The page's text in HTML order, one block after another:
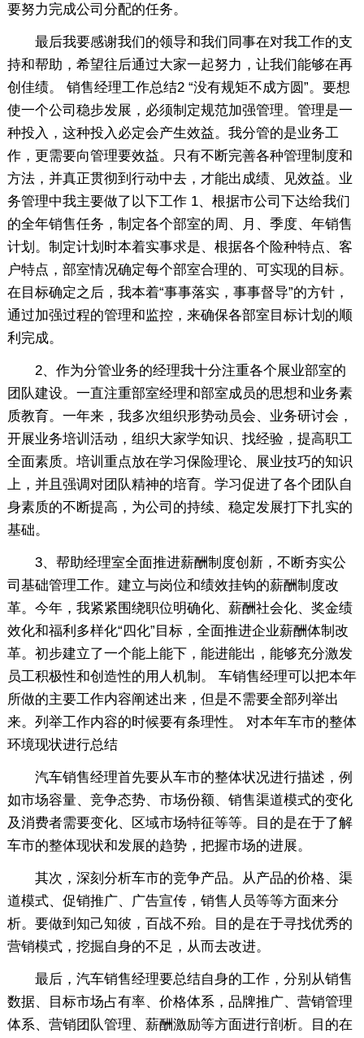
要努力完成公司分配的任务。
最后我要感谢我们的领导和我们同事在对我工作的支
持和帮助，希望往后通过大家一起努力，让我们能够在再
创佳绩。 销售经理工作总结2 “没有规矩不成方圆”。要想
使一个公司稳步发展，必须制定规范加强管理。管理是一
种投入，这种投入必定会产生效益。我分管的是业务工
作，更需要向管理要效益。只有不断完善各种管理制度和
方法，并真正贯彻到行动中去，才能出成绩、见效益。业
务管理中我主要做了以下工作 1、根据市公司下达给我们
的全年销售任务，制定各个部室的周、月、季度、年销售
计划。制定计划时本着实事求是、根据各个险种特点、客
户特点，部室情况确定每个部室合理的、可实现的目标。
在目标确定之后，我本着“事事落实，事事督导”的方针，
通过加强过程的管理和监控，来确保各部室目标计划的顺
利完成。
2、作为分管业务的经理我十分注重各个展业部室的
团队建设。一直注重部室经理和部室成员的思想和业务素
质教育。一年来，我多次组织形势动员会、业务研讨会，
开展业务培训活动，组织大家学知识、找经验，提高职工
全面素质。培训重点放在学习保险理论、展业技巧的知识
上，并且强调对团队精神的培育。学习促进了各个团队自
身素质的不断提高，为公司的持续、稳定发展打下扎实的
基础。
3、帮助经理室全面推进薪酬制度创新，不断夯实公
司基础管理工作。建立与岗位和绩效挂钩的薪酬制度改
革。今年，我紧紧围绕职位明确化、薪酬社会化、奖金绩
效化和福利多样化“四化”目标，全面推进企业薪酬体制改
革。初步建立了一个能上能下，能进能出，能够充分激发
员工积极性和创造性的用人机制。 车销售经理可以把本年
所做的主要工作内容阐述出来，但是不需要全部列举出
来。列举工作内容的时候要有条理性。 对本年车市的整体
环境现状进行总结
汽车销售经理首先要从车市的整体状况进行描述，例
如市场容量、竞争态势、市场份额、销售渠道模式的变化
及消费者需要变化、区域市场特征等等。目的是在于了解
车市的整体现状和发展的趋势，把握市场的进展。
其次，深刻分析车市的竞争产品。从产品的价格、渠
道模式、促销推广、广告宣传，销售人员等等方面来分
析。要做到知己知彼，百战不殆。目的是在于寻找优秀的
营销模式，挖掘自身的不足，从而去改进。
最后，汽车销售经理要总结自身的工作，分别从销售
数据、目标市场占有率、价格体系，品牌推广、营销管理
体系、营销团队管理、薪酬激励等方面进行剖析。目的在